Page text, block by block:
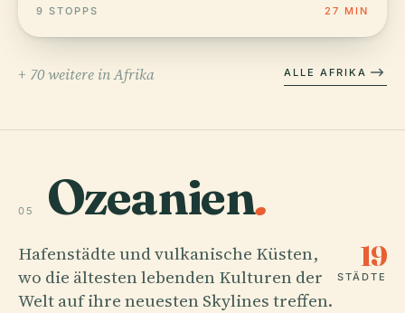
9 STOPPS 27 MIN
+ 70 weitere in Afrika ALLE AFRIKA
05 Ozeanien.
Hafenstädte und vulkanische Küsten,
wo die ältesten lebenden Kulturen der
Welt auf ihre neuesten Skylines treffen.
19
STÄDTE